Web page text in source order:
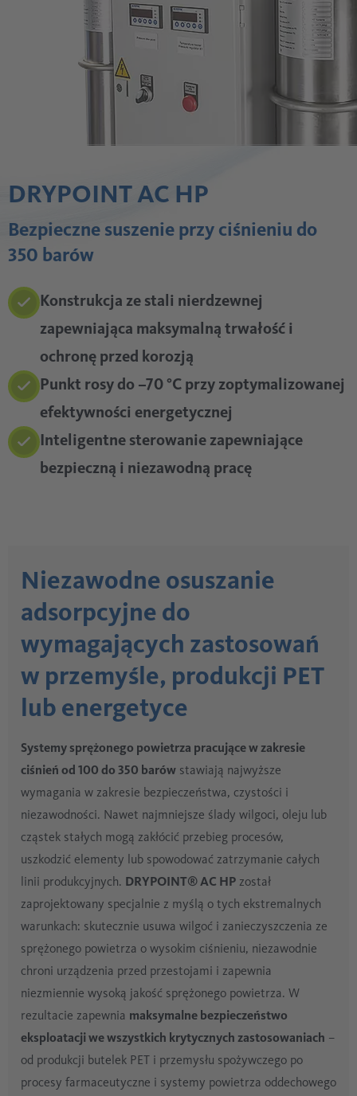
DRYPOINT AC HP
Bezpieczne suszenie przy ciśnieniu do
350 barów
Konstrukcja ze stali nierdzewnej
zapewniająca maksymalną trwałość i
ochronę przed korozją
Punkt rosy do –70 °C przy zoptymalizowanej
efektywności energetycznej
Inteligentne sterowanie zapewniające
bezpieczną i niezawodną pracę
Niezawodne osuszanie
adsorpcyjne do
wymagających zastosowań
w przemyśle, produkcji PET
lub energetyce
Systemy sprężonego powietrza pracujące w zakresie
ciśnień od 100 do 350 barów stawiają najwyższe
wymagania w zakresie bezpieczeństwa, czystości i
niezawodności. Nawet najmniejsze ślady wilgoci, oleju lub
cząstek stałych mogą zakłócić przebieg procesów,
uszkodzić elementy lub spowodować zatrzymanie całych
linii produkcyjnych. DRYPOINT® AC HP został
zaprojektowany specjalnie z myślą o tych ekstremalnych
warunkach: skutecznie usuwa wilgoć i zanieczyszczenia ze
sprężonego powietrza o wysokim ciśnieniu, niezawodnie
chroni urządzenia przed przestojami i zapewnia
niezmiennie wysoką jakość sprężonego powietrza. W
rezultacie zapewnia maksymalne bezpieczeństwo
eksploatacji we wszystkich krytycznych zastosowaniach –
od produkcji butelek PET i przemysłu spożywczego po
procesy farmaceutyczne i systemy powietrza oddechowego
koszty konserwacji i części zamiennych.